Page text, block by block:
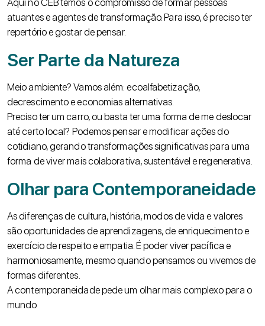
Aqui no CEB temos o compromisso de formar pessoas
atuantes e agentes de transformação. Para isso, é preciso ter
repertório e gostar de pensar.
Ser Parte da Natureza
Meio ambiente? Vamos além:ecoalfabetização,
decrescimento e economias alternativas.
Preciso ter um carro, ou basta ter uma forma de me deslocar
até certo local? Podemos pensar e modificar ações do
cotidiano, gerando transformações significativas para uma
forma de viver mais colaborativa, sustentável e regenerativa.
Olhar para Contemporaneidade
As diferenças de cultura, história, modos de vida e valores
são oportunidades de aprendizagens, de enriquecimento e
exercício de respeito e empatia. É poder viver pacífica e
harmoniosamente, mesmo quando pensamos ou vivemos de
formas diferentes.
A contemporaneidade pede um olhar mais complexo para o
mundo.